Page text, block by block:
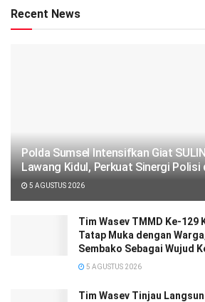
Recent News
Polda Sumsel Intensifkan Giat
Lawang Kidul, Perkuat Sinergi
5 AGUSTUS 2026
Tim Wasev TMMD Ke-129
Tatap Muka dengan
Sembako Sebagai Wujud
5 AGUSTUS 2026
Tim Wasev Tinjau